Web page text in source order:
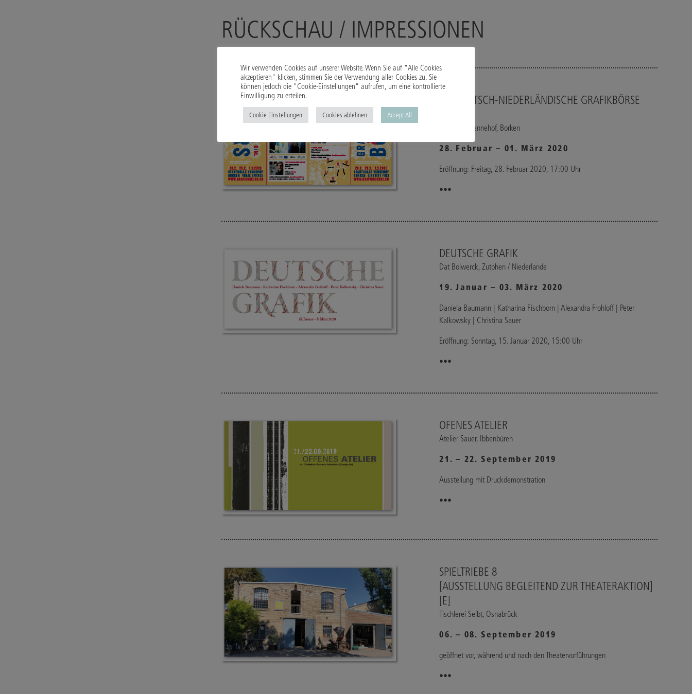
RÜCKSCHAU / IMPRESSIONEN
33. DEUTSCH-NIEDERLÄNDISCHE GRAFIKBÖRSE
Stadthalle Vennehof, Borken
28. Februar – 01. März 2020
Eröffnung: Freitag, 28. Februar 2020, 17:00 Uhr
•••
DEUTSCHE GRAFIK
Dat Bolwerck, Zutphen / Niederlande
19. Januar – 03. März 2020
Daniela Baumann | Katharina Fischborn | Alexandra Frohloff | Peter
Kalkowsky | Christina Sauer
Eröffnung: Sonntag, 15. Januar 2020, 15:00 Uhr
•••
OFENES ATELIER
Atelier Sauer, Ibbenbüren
21. – 22. September 2019
Ausstellung mit Druckdemonstration
•••
SPIELTRIEBE 8
[AUSSTELLUNG BEGLEITEND ZUR THEATERAKTION]
[E]
Tischlerei Seibt, Osnabrück
06. – 08. September 2019
geöffnet vor, während und nach den Theatervorführungen
•••
Wir verwenden Cookies auf unserer Website. Wenn Sie auf "Alle Cookies
akzeptieren" klicken, stimmen Sie der Verwendung aller Cookies zu. Sie
können jedoch die "Cookie-Einstellungen" aufrufen, um eine kontrollierte
Einwilligung zu erteilen.
Cookie Einstellungen Cookies ablehnen Accept All